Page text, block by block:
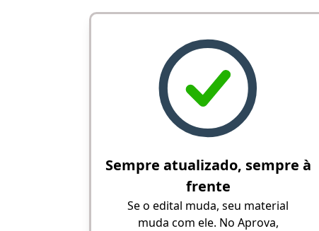
Sempre atualizado, sempre à
frente
Se o edital muda, seu material
muda com ele. No Aprova,